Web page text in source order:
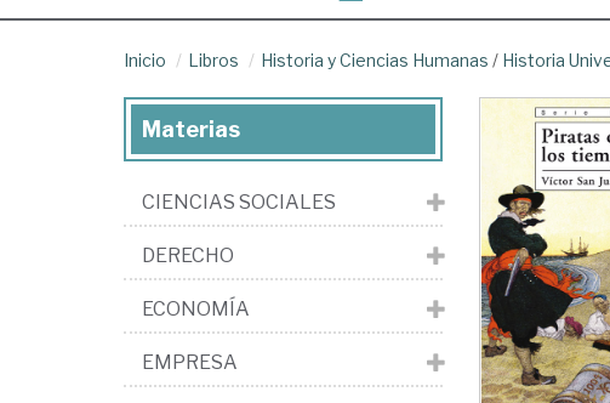
Inicio Libros Historia y Ciencias Humanas / Historia
Materias
CIENCIAS SOCIALES
DERECHO
ECONOMÍA
EMPRESA